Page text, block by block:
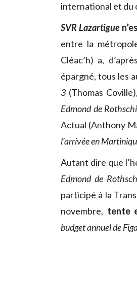
international et du
SVR Lazartigue
entre la
Cléac’h) a,
épargné, tous les
3 (Thomas
Edmond de
Actual (Anthony
l’arrivée en
Autant dire que
Edmond de
participé à la
novembre, tente
budget annuel de